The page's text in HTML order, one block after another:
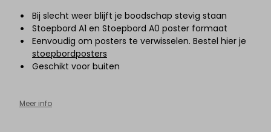
Bij slecht weer blijft je boodschap stevig staan
Stoepbord A1 en Stoepbord A0 poster formaat
Eenvoudig om posters te verwisselen. Bestel hier je
stoepbordposters
Geschikt voor buiten
Meer info